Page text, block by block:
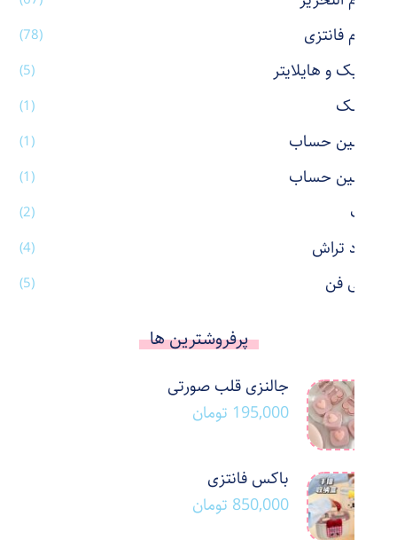
لوازم فانتزی (78)
ماژیک و هایلایتر (5)
ماسک (1)
ماشین حساب (1)
ماشین حساب (1)
ماگ (2)
مداد تراش (4)
مینی فن (5)
پرفروشترین ها
جالنزی قلب صورتی
195,000 تومان
باکس فانتزی
850,000 تومان